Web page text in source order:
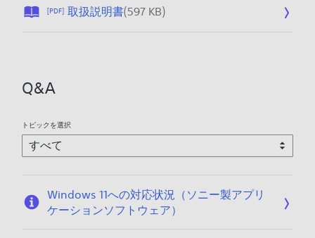
[PDF] 取扱説明書(597 KB)公
/
2
2
Q&A
トピックを選択
Windows 11への対応状況（ソニー製アプリ
ケーションソフトウェア）